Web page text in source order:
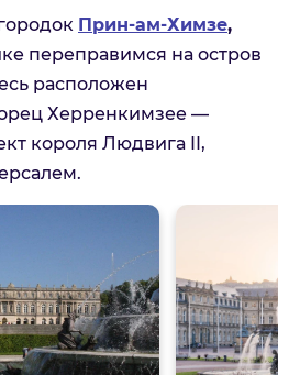
Прин-ам-Химзе,
переправимся на остров
расположен
Херренкимзее —
короля Людвига II,